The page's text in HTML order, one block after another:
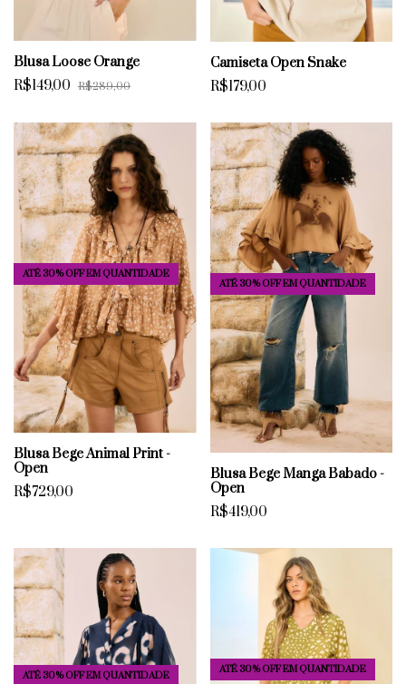
Blusa Loose Orange
R$149,00 R$289,00
Camiseta Open Snake
R$179,00
ATÉ 30% OFFEM QUANTIDADE
Blusa Bege Animal Print -
Open
R$729,00
ATÉ 30% OFFEM QUANTIDADE
Blusa Bege Manga Babado -
Open
R$419,00
ATÉ 30% OFFEM QUANTIDADE ATÉ 30% OFFEM QUANTIDADE